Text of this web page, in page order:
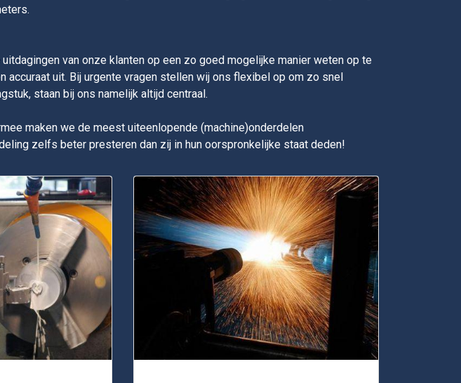
van onze klanten op een zo goed mogelijke manier weten op te
uit. Bij urgente vragen stellen wij ons flexibel op om zo snel
staan bij ons namelijk altijd centraal.
maken we de meest uiteenlopende (machine)onderdelen
zelfs beter presteren dan zij in hun oorspronkelijke staat deden!